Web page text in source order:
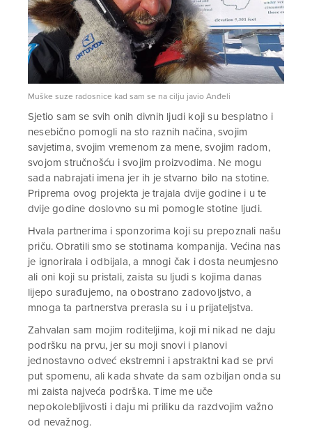
Muške suze radosnice kad sam se na cilju javio Anđeli
Sjetio sam se svih onih divnih ljudi koji su besplatno i
nesebično pomogli na sto raznih načina, svojim
savjetima, svojim vremenom za mene, svojim radom,
svojom stručnošću i svojim proizvodima. Ne mogu
sada nabrajati imena jer ih je stvarno bilo na stotine.
Priprema ovog projekta je trajala dvije godine i u te
dvije godine doslovno su mi pomogle stotine ljudi.
Hvala partnerima i sponzorima koji su prepoznali našu
priču. Obratili smo se stotinama kompanija. Većina nas
je ignorirala i odbijala, a mnogi čak i dosta neumjesno
ali oni koji su pristali, zaista su ljudi s kojima danas
lijepo surađujemo, na obostrano zadovoljstvo, a
mnoga ta partnerstva prerasla su i u prijateljstva.
Zahvalan sam mojim roditeljima, koji mi nikad ne daju
podršku na prvu, jer su moji snovi i planovi
jednostavno odveć ekstremni i apstraktni kad se prvi
put spomenu, ali kada shvate da sam ozbiljan onda su
mi zaista najveća podrška. Time me uče
nepokolebljivosti i daju mi priliku da razdvojim važno
od nevažnog.